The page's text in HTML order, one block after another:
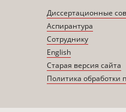
Диссертационные
Аспирантура
Сотруднику
English
Старая версия сайта
Политика обработки